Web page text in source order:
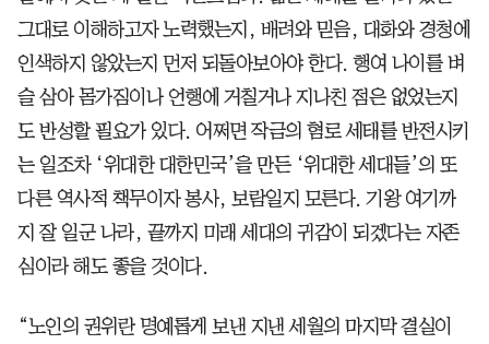
그대로 이해하고자 노력했는지, 배려와 믿음, 대화와 경청에
인색하지 않았는지 먼저 되돌아보아야 한다. 행여 나이를 벼
슬 삼아 몸가짐이나 언행에 거칠거나 지나친 점은 없었는지
도 반성할 필요가 있다. 어쩌면 작금의 혐로 세태를 반전시키
는 일조차 ‘위대한 대한민국’을 만든 ‘위대한 세대들’의 또
다른 역사적 책무이자 봉사, 보람일지 모른다. 기왕 여기까
지 잘 일군 나라, 끝까지 미래 세대의 귀감이 되겠다는 자존
심이라 해도 좋을 것이다.
“노인의 권위란 명예롭게 보낸 지낸 세월의 마지막 결실이